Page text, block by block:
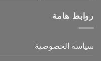
روابط هامة
سياسة الخصوصية